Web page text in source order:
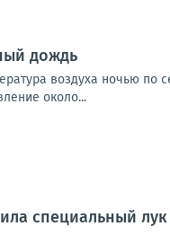
дождь
воздуха ночью по
около...
специальный